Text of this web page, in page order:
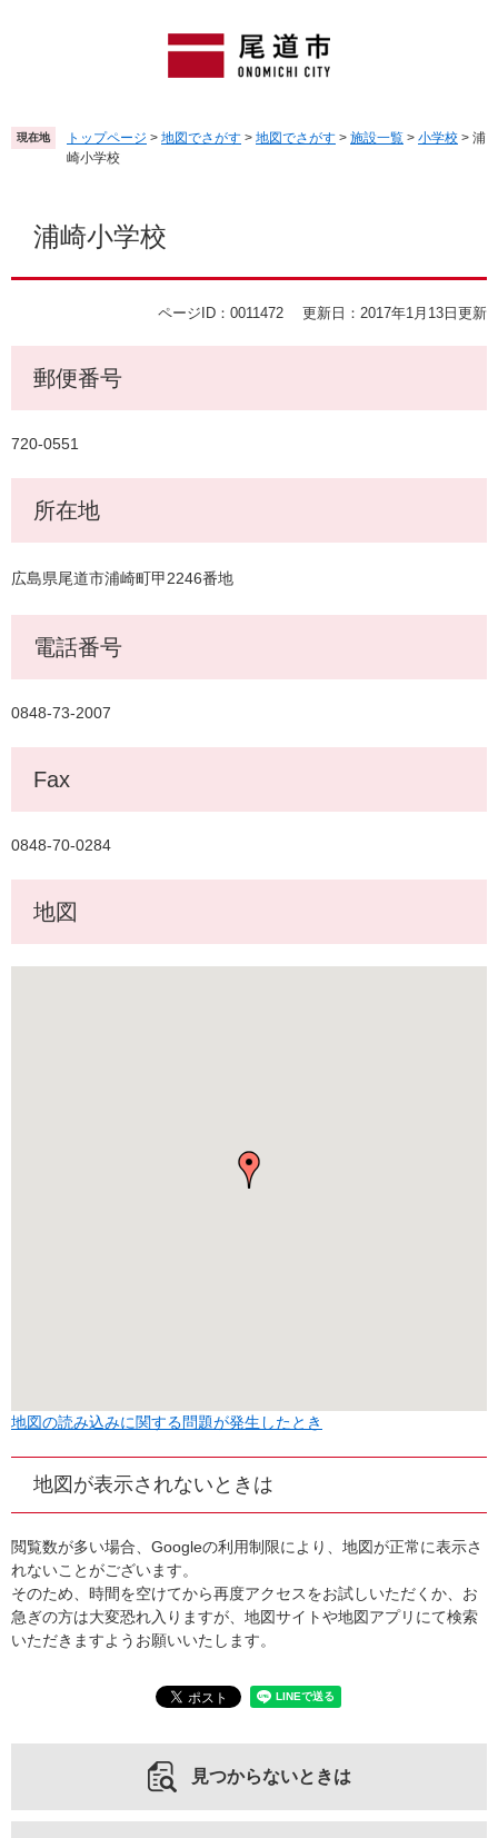
頭
で
飛
ば
現在地 トップページ > 地図でさがす > 地図でさがす > 施設一覧 > 小学校 > 浦
崎小学校
浦崎小学校
ページID：0011472 更新日：2017年1月13日更新
郵便番号
720-0551
所在地
広島県尾道市浦崎町甲2246番地
電話番号
0848-73-2007
Fax
0848-70-0284
地図
地図の読み込みに関する問題が発生したとき
地図が表示されないときは
閲覧数が多い場合、Googleの利用制限により、地図が正常に表示さ
れないことがございます。
そのため、時間を空けてから再度アクセスをお試しいただくか、お
急ぎの方は大変恐れ入りますが、地図サイトや地図アプリにて検索
いただきますようお願いいたします。
見つからないときは